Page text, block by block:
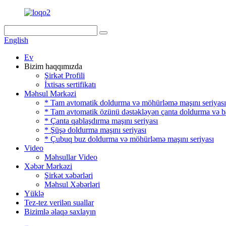
English
Ev
Bizim haqqımızda
Şirkət Profili
İxtisas sertifikatı
Məhsul Mərkəzi
* Tam avtomatik doldurma və möhürləmə maşını seriyası
* Tam avtomatik özünü dəstəkləyən çanta doldurma və
* Çanta qablaşdırma maşını seriyası
* Şüşə doldurma maşını seriyası
* Çubuq buz doldurma və möhürləmə maşını seriyası
Video
Məhsullar Video
Xəbər Mərkəzi
Şirkət xəbərləri
Məhsul Xəbərləri
Yüklə
Tez-tez verilən suallar
Bizimlə əlaqə saxlayın